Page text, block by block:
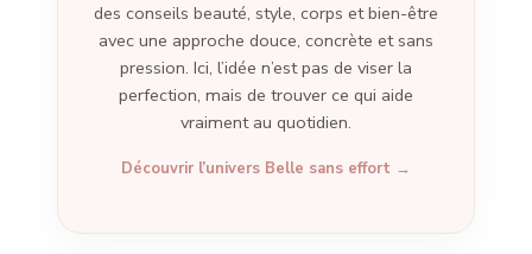
des conseils beauté, style, corps et bien-être
avec une approche douce, concrète et sans
pression. Ici, l’idée n’est pas de viser la
perfection, mais de trouver ce qui aide
vraiment au quotidien.
Découvrir l’univers Belle sans effort →